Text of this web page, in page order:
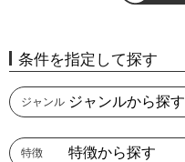
条件を指定して探す
ジャンル ジャンルから探す
特徴 特徴から探す